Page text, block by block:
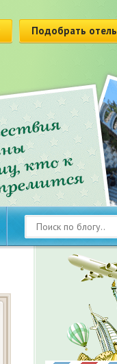
Подобрать отель